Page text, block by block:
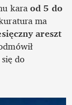
kara od 5 do
ma
areszt
do